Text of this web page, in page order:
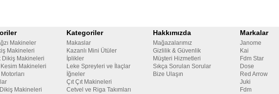
Makineler
Makineleri
Dikiş Makineleri
Makineleri
Makineleri
Kategoriler
Makaslar
Kazanlı Mini Ütüler
İplikler
Leke Spreyleri ve İlaçlar
İğneler
Çıt Çıt Makineleri
Cetvel ve Riga Takımları
Hakkımızda
Mağazalarımız
Gizlilik & Güvenlik
Müşteri Hizmetleri
Sıkça Sorulan Sorular
Bize Ulaşın
Markalar
Janome
Kai
Fdm Star
Dose
Red Arrow
Juki
Fdm